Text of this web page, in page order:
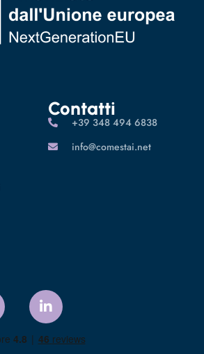
Contatti
‪+39 348 494 6838
info@comestai.net